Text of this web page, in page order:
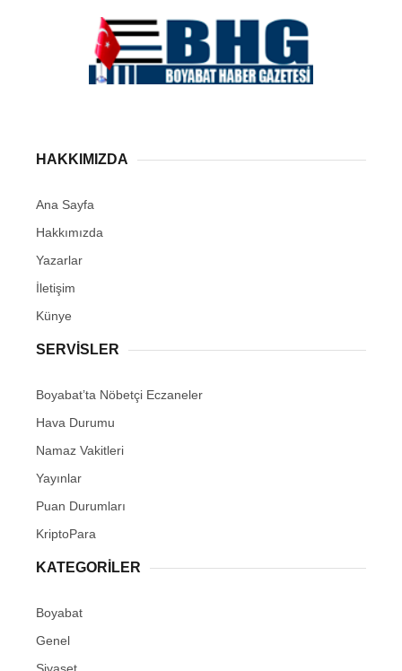
HAKKIMIZDA
Ana Sayfa
Hakkımızda
Yazarlar
İletişim
Künye
SERVISLER
Boyabat’ta Nöbetçi Eczaneler
Hava Durumu
Namaz Vakitleri
Yayınlar
Puan Durumları
KriptoPara
KATEGORILER
Boyabat
Genel